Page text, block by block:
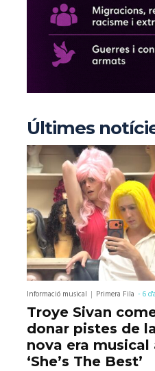
Últimes
Informació musical Primera Fila -6
Troye Sivan
donar pistes de
nova era musical
‘She’s The Best’